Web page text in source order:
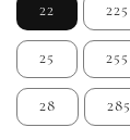
22 225
25 255
28 285